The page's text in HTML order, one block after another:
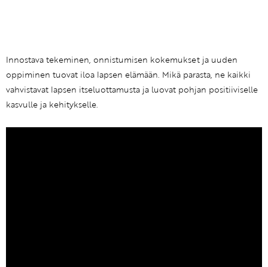
Innostava tekeminen, onnistumisen kokemukset ja uuden
oppiminen tuovat iloa lapsen elämään. Mikä parasta, ne kaikki
vahvistavat lapsen itseluottamusta ja luovat pohjan positiiviselle
kasvulle ja kehitykselle.